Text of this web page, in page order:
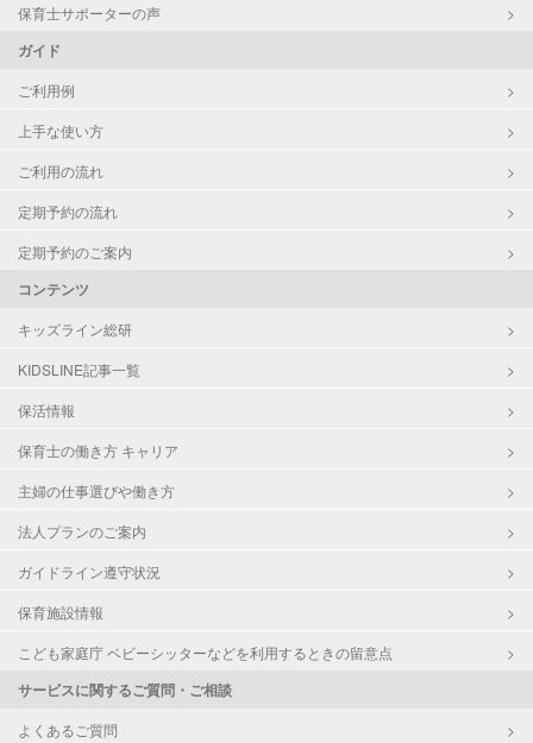
保育士サポーターの声
ガイド
ご利用例
上手な使い方
ご利用の流れ
定期予約の流れ
定期予約のご案内
コンテンツ
キッズライン総研
KIDSLINE記事一覧
保活情報
保育士の働き方 キャリア
主婦の仕事選びや働き方
法人プランのご案内
ガイドライン遵守状況
保育施設情報
こども家庭庁 ベビーシッターなどを利用するときの留意点
サービスに関するご質問・ご相談
よくあるご質問